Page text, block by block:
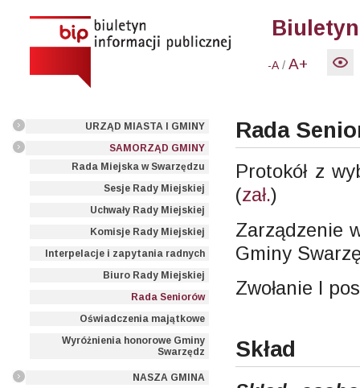
-A /A+
URZĄD MIASTA I GMINY
SAMORZĄD GMINY
Rada Miejska w Swarzędzu
Sesje Rady Miejskiej
Uchwały Rady Miejskiej
Komisje Rady Miejskiej
Interpelacje i zapytania radnych
Biuro Rady Miejskiej
Rada Seniorów
Oświadczenia majątkowe
Wyróżnienia honorowe Gminy
Swarzędz
NASZA GMINA
Rada
Protokół z
(zał.)
Zarządzenie
Gminy
Zwołanie I
Skład